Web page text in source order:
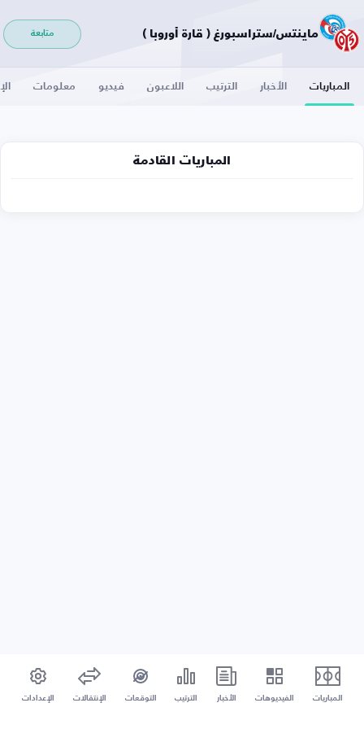
ماينتس/ستراسبورغ ( قارة أوروبا ) متابعة
المباريات الأخبار الترتيب اللاعبون فيديو معلومات
المباريات القادمة
المباريات الفيديوهات الأخبار الترتيب التوقعات الإنتقالات الإعدادات